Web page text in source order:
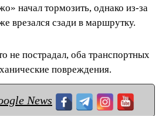
начал тормозить, однако из-за
врезался сзади в маршрутку.
не пострадал, оба транспортных
повреждения.
News